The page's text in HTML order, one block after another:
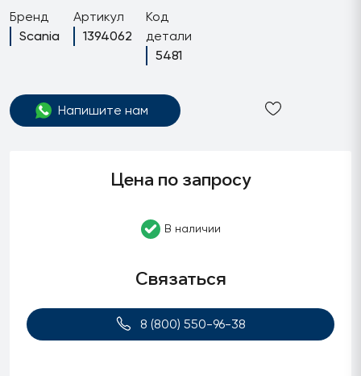
Бренд
Scania
Артикул
1394062
Код
детали
5481
Напишите нам
Цена по запросу
В наличии
Связаться
8 (800) 550-96-38